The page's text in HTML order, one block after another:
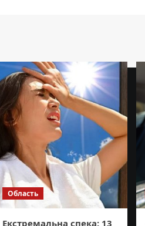
Область
Екстремальна спека: 13